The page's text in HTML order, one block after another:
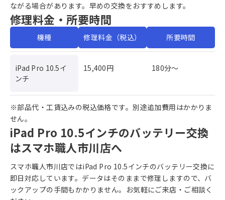
ながる場合があります。早めの交換をおすすめします。
修理料金・所要時間
機種 修理料金（税込） 所要時間
iPad Pro 10.5イ
ンチ
15,400円 180分〜
※部品代・工賃込みの税込価格です。別途追加費用はかかりま
せん。
iPad Pro 10.5インチのバッテリー交換
はスマホ職人市川店へ
スマホ職人市川店ではiPad Pro 10.5インチのバッテリー交換に
即日対応しています。データはそのままで修理しますので、バ
ックアップの手間もかかりません。お気軽にご来店・ご相談く